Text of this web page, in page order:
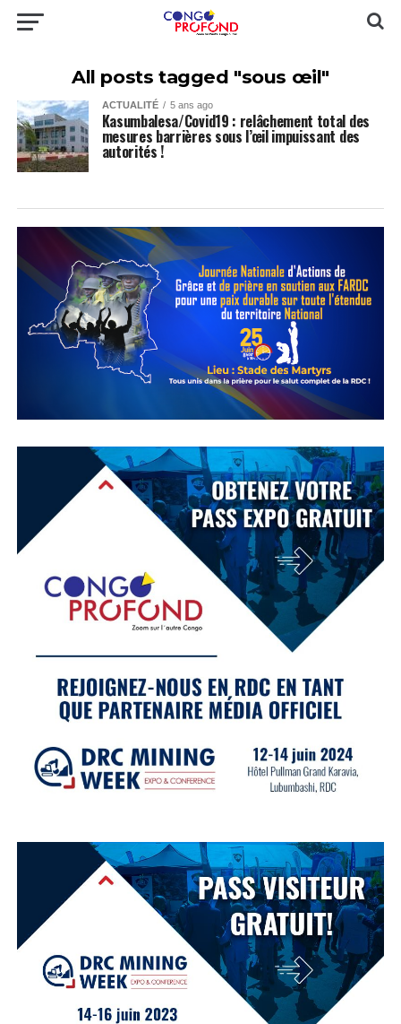
All posts tagged "sous œil"
ACTUALITÉ 5 ans ago
Kasumbalesa/Covid19 : relâchement total des
mesures barrières sous l’œil impuissant des
autorités !